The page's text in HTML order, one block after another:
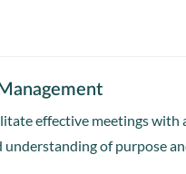
effective meetings with
understanding of purpose